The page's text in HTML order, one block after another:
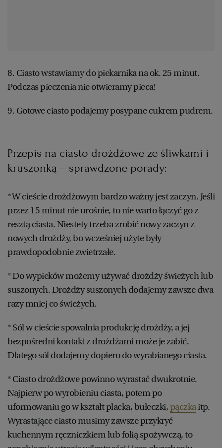
8. Ciasto wstawiamy do piekarnika na ok. 25 minut.
Podczas pieczenia nie otwieramy pieca!
9. Gotowe ciasto podajemy posypane cukrem pudrem.
Przepis na ciasto drożdżowe ze śliwkami i
kruszonką – sprawdzone porady:
* W cieście drożdżowym bardzo ważny jest zaczyn. Jeśli
przez 15 minut nie urośnie, to nie warto łączyć go z
resztą ciasta. Niestety trzeba zrobić nowy zaczyn z
nowych drożdży, bo wcześniej użyte były
prawdopodobnie zwietrzałe.
* Do wypieków możemy używać drożdży świeżych lub
suszonych. Drożdży suszonych dodajemy zawsze dwa
razy mniej co świeżych.
* Sól w cieście spowalnia produkcję drożdży, a jej
bezpośredni kontakt z drożdżami może je zabić.
Dlatego sól dodajemy dopiero do wyrabianego ciasta.
* Ciasto drożdżowe powinno wyrastać dwukrotnie.
Najpierw po wyrobieniu ciasta, potem po
uformowaniu go w kształt placka, bułeczki, pączkaitp.
Wyrastające ciasto musimy zawsze przykryć
kuchennym ręczniczkiem lub folią spożywczą, to